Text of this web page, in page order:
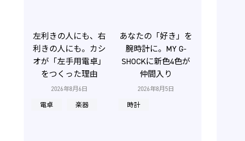
2026年8月6日
電卓 楽器
左利きの人にも、右
利きの人にも。カシ
オが「左手用電卓」
をつくった理由
2026年8月5日
時計
あなたの「好き」を
腕時計に。MY G-
SHOCKに新色4色が
仲間入り